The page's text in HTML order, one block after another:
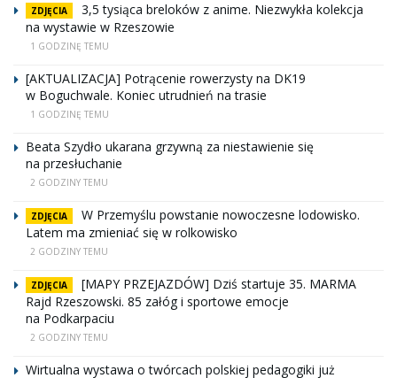
ZDJĘCIA
3,5 tysiąca breloków z anime. Niezwykła kolekcja
na wystawie w Rzeszowie
1 GODZINĘ TEMU
[AKTUALIZACJA] Potrącenie rowerzysty na DK19
w Boguchwale. Koniec utrudnień na trasie
1 GODZINĘ TEMU
Beata Szydło ukarana grzywną za niestawienie się
na przesłuchanie
2 GODZINY TEMU
ZDJĘCIA
W Przemyślu powstanie nowoczesne lodowisko.
Latem ma zmieniać się w rolkowisko
2 GODZINY TEMU
ZDJĘCIA
[MAPY PRZEJAZDÓW] Dziś startuje 35. MARMA
Rajd Rzeszowski. 85 załóg i sportowe emocje
na Podkarpaciu
2 GODZINY TEMU
Wirtualna wystawa o twórcach polskiej pedagogiki już